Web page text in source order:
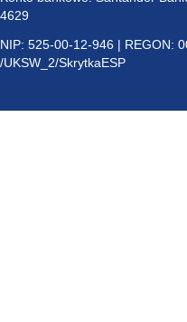
4629
NIP: 525-00-12-946 | REGON:
/UKSW_2/SkrytkaESP